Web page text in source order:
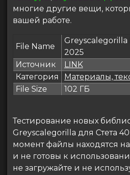
многие другие вещи,
вашей работе.
File Name
Greyscalegorilla
2025
Источник
LINK
Категория
Материалы,
File Size
102 ГБ
Тестирование новых
Greyscalegorilla для Стета
момент файлы находятся
и не готовы к
не загружайте и не